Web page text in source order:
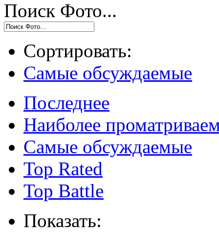
Поиск Фото...
Сортировать:
Самые обсуждаемые
Последнее
Наиболее
Самые обсуждаемые
Top Rated
Top Battle
Показать: